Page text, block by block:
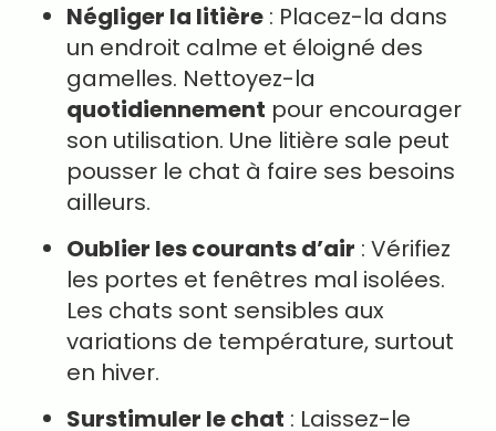
Négliger la litière : Placez-la dans
un endroit calme et éloigné des
gamelles. Nettoyez-la
quotidiennement pour encourager
son utilisation. Une litière sale peut
pousser le chat à faire ses besoins
ailleurs.
Oublier les courants d’air : Vérifiez
les portes et fenêtres mal isolées.
Les chats sont sensibles aux
variations de température, surtout
en hiver.
Surstimuler le chat : Laissez-le